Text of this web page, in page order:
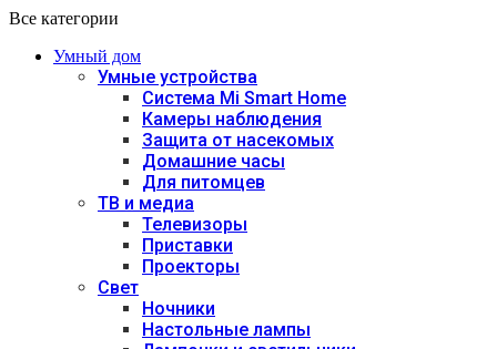
Все категории
Умный дом
Умные устройства
Система Mi Smart Home
Камеры наблюдения
Защита от насекомых
Домашние часы
Для питомцев
ТВ и медиа
Телевизоры
Приставки
Проекторы
Свет
Ночники
Настольные лампы